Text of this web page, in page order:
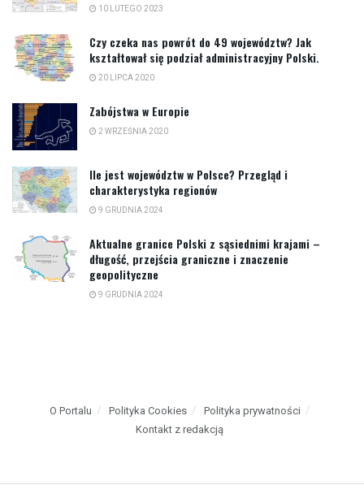
10 LUTEGO 2023
Czy czeka nas powrót do 49 województw? Jak
kształtował się podział administracyjny Polski.
20 LIPCA 2020
Zabójstwa w Europie
2 WRZEŚNIA 2020
Ile jest województw w Polsce? Przegląd i
charakterystyka regionów
9 GRUDNIA 2024
Aktualne granice Polski z sąsiednimi krajami –
długość, przejścia graniczne i znaczenie
geopolityczne
9 GRUDNIA 2024
O Portalu Polityka Cookies
Polityka prywatności
Kontakt z redakcją